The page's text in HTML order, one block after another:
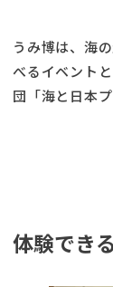
うみ博は、海
べるイベント
団「海と日本
体験でき